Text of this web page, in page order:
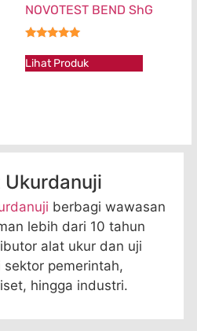
NOVOTEST BEND ShG
Lihat Produk
Ukurdanuji
berbagi wawasan
lebih dari 10 tahun
alat ukur dan uji
pemerintah,
hingga industri.